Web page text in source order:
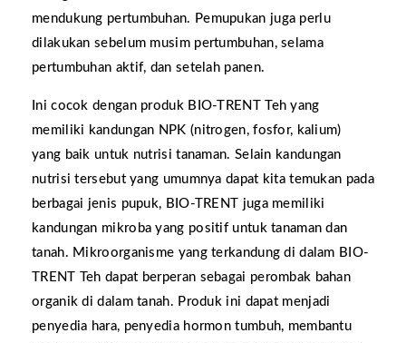
mendukung pertumbuhan. Pemupukan juga perlu
dilakukan sebelum musim pertumbuhan, selama
pertumbuhan aktif, dan setelah panen.
Ini cocok dengan produk BIO-TRENT Teh yang
memiliki kandungan NPK (nitrogen, fosfor, kalium)
yang baik untuk nutrisi tanaman. Selain kandungan
nutrisi tersebut yang umumnya dapat kita temukan pada
berbagai jenis pupuk, BIO-TRENT juga memiliki
kandungan mikroba yang positif untuk tanaman dan
tanah. Mikroorganisme yang terkandung di dalam BIO-
TRENT Teh dapat berperan sebagai perombak bahan
organik di dalam tanah. Produk ini dapat menjadi
penyedia hara, penyedia hormon tumbuh, membantu